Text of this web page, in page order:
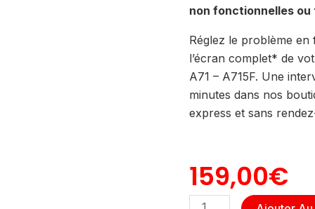
non fonctionnelles ou
Réglez le problème en
l’écran complet* de
A71 – A715F. Une
minutes dans nos
express et sans
159,00€
quantité